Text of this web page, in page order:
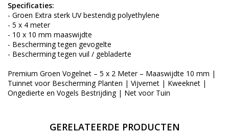
Specificaties:
- Groen Extra sterk UV bestendig polyethylene
- 5 x 4 meter
- 10 x 10 mm maaswijdte
- Bescherming tegen gevogelte
- Bescherming tegen vuil / gebladerte
Premium Groen Vogelnet – 5 x 2 Meter – Maaswijdte 10 mm |
Tuinnet voor Bescherming Planten | Vijvernet | Kweeknet |
Ongedierte en Vogels Bestrijding | Net voor Tuin
GERELATEERDE PRODUCTEN